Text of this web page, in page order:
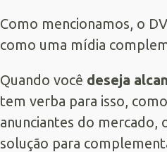
Como mencionamos, o
como uma mídia
Quando você deseja
tem verba para isso,
anunciantes do mercado,
solução para